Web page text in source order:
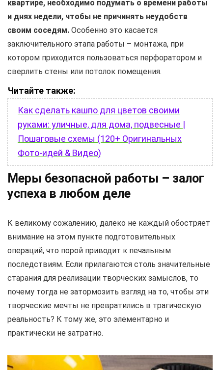
квартире, необходимо подумать о времени работы
и днях недели, чтобы не причинять неудобств
своим соседям. Особенно это касается
заключительного этапа работы – монтажа, при
котором приходится пользоваться перфоратором и
сверлить стены или потолок помещения.
Читайте также:
Как сделать кашпо для цветов своими
руками: уличные, для дома, подвесные |
Пошаговые схемы (120+ Оригинальных
Фото-идей & Видео)
Меры безопасной работы – залог
успеха в любом деле
К великому сожалению, далеко не каждый обостряет
внимание на этом пункте подготовительных
операций, что порой приводит к печальным
последствиям. Если прилагаются столь значительные
старания для реализации творческих замыслов, то
почему тогда не затормозить взгляд на то, чтобы эти
творческие мечты не превратились в трагическую
реальность? К тому же, это элементарно и
практически не затратно.